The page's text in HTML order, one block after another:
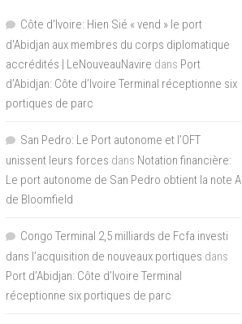
Côte d'Ivoire: Hien Sié « vend » le port
d'Abidjan aux membres du corps diplomatique
accrédités | LeNouveauNavire dans Port
d’Abidjan: Côte d’Ivoire Terminal réceptionne six
portiques de parc
San Pedro: Le Port autonome et l’OFT
unissent leurs forces dans Notation financière:
Le port autonome de San Pedro obtient la note A
de Bloomfield
Congo Terminal 2,5 milliards de Fcfa investi
dans l’acquisition de nouveaux portiques dans
Port d’Abidjan: Côte d’Ivoire Terminal
réceptionne six portiques de parc